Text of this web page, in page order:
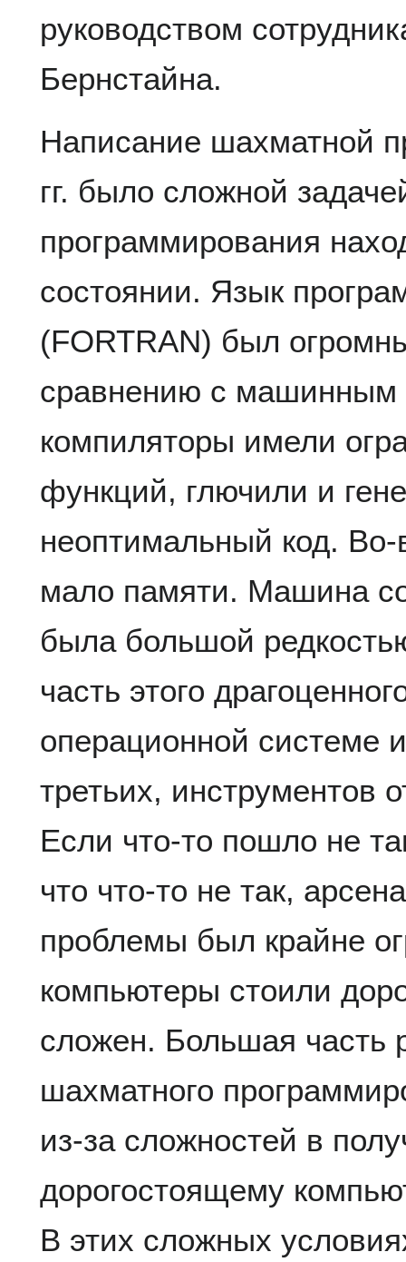
руководством
Бернстайна.
Написание шахматной
гг. было сложной
программирования
состоянии. Язык
(FORTRAN) был
сравнению с машинным
компиляторы имели
функций, глючили и
неоптимальный код.
мало памяти. Машина
была большой
часть этого
операционной системе
третьих, инструментов
Если что-то пошло не
что что-то не так,
проблемы был крайне
компьютеры стоили
сложен. Большая часть
шахматного
из-за сложностей в
дорогостоящему
В этих сложных